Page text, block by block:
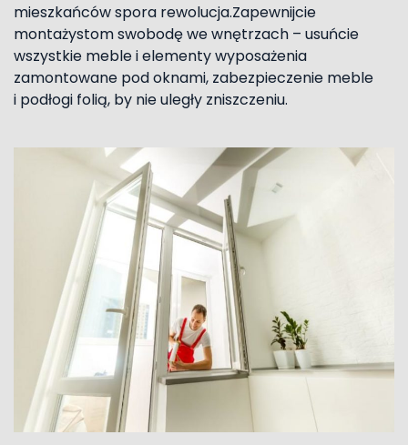
mieszkańców spora rewolucja.Zapewnijcie
montażystom swobodę we wnętrzach – usuńcie
wszystkie meble i elementy wyposażenia
zamontowane pod oknami, zabezpieczenie meble
i podłogi folią, by nie uległy zniszczeniu.